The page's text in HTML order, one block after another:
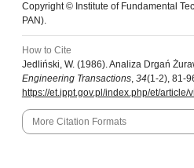
Copyright © Institute of Fundamental
PAN).
How to Cite
Jedliński, W. (1986). Analiza Drgań
Engineering Transactions, 34(1-2), 81-
https://et.ippt.gov.pl/index.php/et/article/
More Citation Formats